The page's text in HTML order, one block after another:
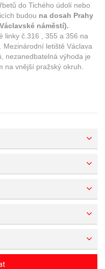
do Tichého údolí nebo
budou na dosah Prahy
náměstí).
linky č.316 , 355 a 356 na
letiště Václava
nezanedbatelná výhoda je
na vnější pražský okruh.